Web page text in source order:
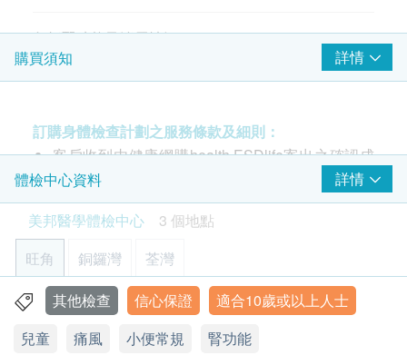
小便清濁度
小便比重
小便蛋白質
小便尿糖
小便膽紅素定性
小便尿膽素
小便硝酸盬
小便酮
小便血
小便紅血球
小便白血球
小便皮細胞
包括腎功能及泌尿情況。
注意事項:
意事項
購買須知 詳情
訂購身體檢查計劃之服務條款及細則：
客戶收到由健康網購health.ESDlife寄出之確認成
功付款電郵後，美邦醫學體檢中心將於隨後1-2個
工作天的辦公時間內，致電客戶預約身體檢查的時
間及地點。客戶亦可致電查詢或在訂單確認後1個
工作天致電該中心預約 (電話：2369 0680)。
購買計劃後可安排由健康網購health.ESDlife發出
的正式收據，並於7-14個工作天後寄出。客戶可於
購買時提出收據要求，或經以下方法聯絡客戶服務
員: 電郵 (
support@esdlife.com
體檢中心資料
詳情
美邦醫學體檢中心
3 個地點
旺角
銅鑼灣 荃灣
旺角亞皆老街8號朗豪坊辦公室大樓11樓
顯示地圖
其他檢查 信心保證
適合10歲或以上人士
兒童
痛風 小便常規 腎功能